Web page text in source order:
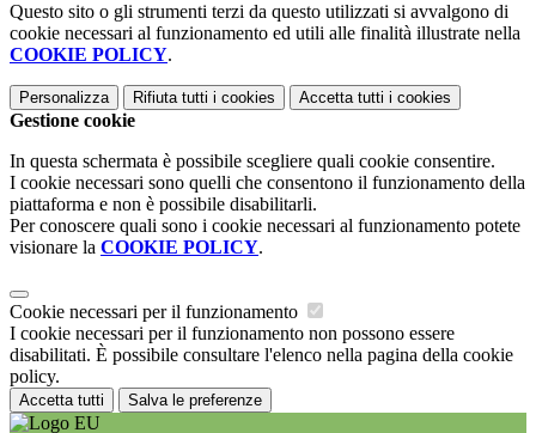
Questo sito o gli strumenti terzi da questo utilizzati si avvalgono di
cookie necessari al funzionamento ed utili alle finalità illustrate nella
COOKIE POLICY.
Personalizza Rifiuta tutti i cookies Accetta tutti i cookies
Gestione cookie
In questa schermata è possibile scegliere quali cookie consentire.
I cookie necessari sono quelli che consentono il funzionamento della
piattaforma e non è possibile disabilitarli.
Per conoscere quali sono i cookie necessari al funzionamento potete
visionare la COOKIE POLICY.
Cookie necessari per il funzionamento
I cookie necessari per il funzionamento non possono essere
disabilitati. È possibile consultare l'elenco nella pagina della cookie
policy.
Accetta tutti Salva le preferenze